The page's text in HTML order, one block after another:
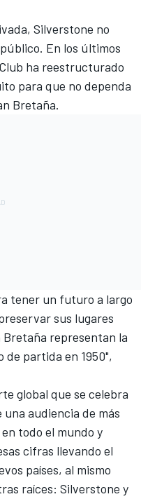
Silverstone no
En los últimos
ha reestructurado
para que no dependa
Bretaña.
tener un futuro a largo
sus lugares
Bretaña representan la
partida en 1950",
global que se celebra
audiencia de más
todo el mundo y
cifras llevando el
países, al mismo
raíces: Silverstone y